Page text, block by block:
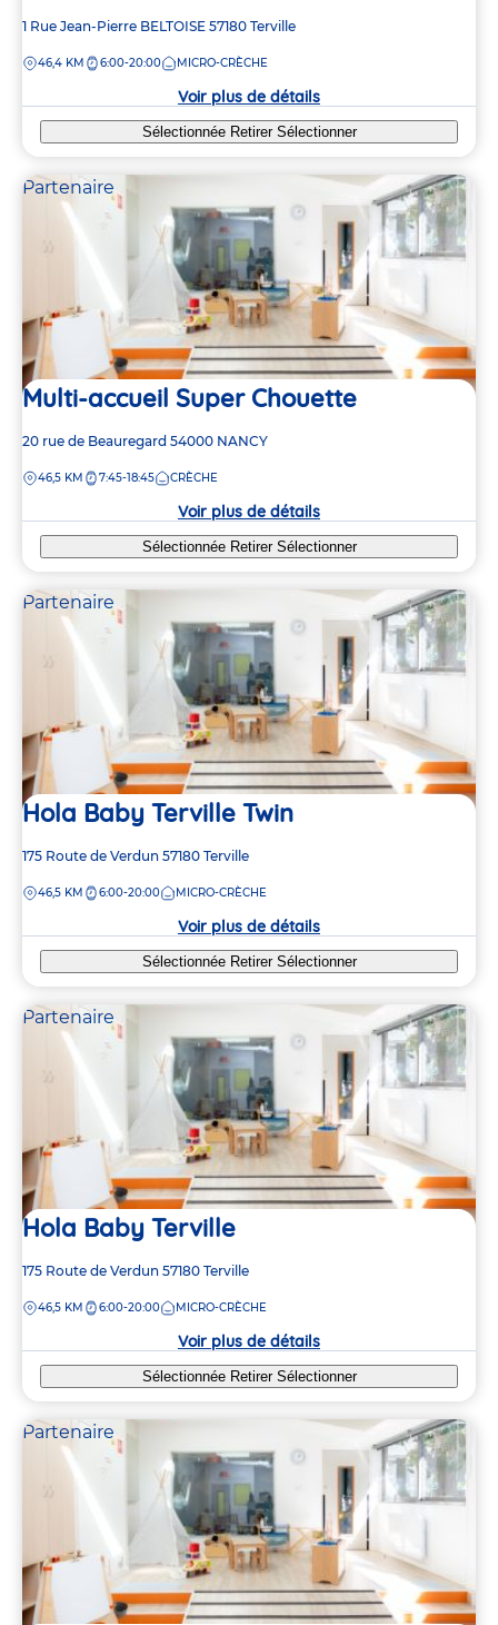
Adresse
la
1 Rue Jean-Pierre BELTOISE 57180 Terville
DISTANCE
46,4 KM 6:00-20:00 MICRO-CRÈCHE
Voir plus de détails
Sélectionnée Retirer Sélectionner
Partenaire
Multi-accueil Super Chouette
Adresse
la
20 rue de Beauregard 54000 NANCY
DISTANCE
46,5 KM 7:45-18:45 CRÈCHE
Voir plus de détails
Sélectionnée Retirer Sélectionner
Partenaire
Hola Baby Terville Twin
Adresse
la
175 Route de Verdun 57180 Terville
DISTANCE
46,5 KM 6:00-20:00 MICRO-CRÈCHE
Voir plus de détails
Sélectionnée Retirer Sélectionner
Partenaire
Hola Baby Terville
Adresse
la
175 Route de Verdun 57180 Terville
DISTANCE
46,5 KM 6:00-20:00 MICRO-CRÈCHE
Voir plus de détails
Sélectionnée Retirer Sélectionner
Partenaire